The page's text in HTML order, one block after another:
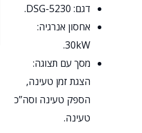
דגם: DSG-5230.
אחסון אנרגיה:
30kW.
מסך עם תצוגה:
הצגת זמן טעינה,
הספק טעינה וסה”כ
טעינה.